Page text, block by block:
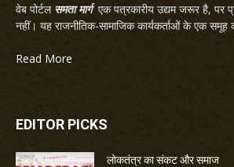
वेब पोर्टल समता मार्गएक पत्रकारीय उद्यम जरूर है, पर
नहीं। यह राजनीतिक-सामाजिक कार्यकर्ताओं के एक समूह
Read More
EDITOR PICKS
लोकतंत्र का संकट और समाज